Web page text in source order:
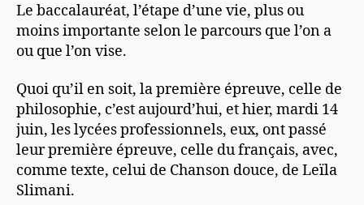
Le baccalauréat, l’étape d’une vie, plus ou
moins importante selon le parcours que l’on a
ou que l’on vise.
Quoi qu’il en soit, la première épreuve, celle de
philosophie, c’est aujourd’hui, et hier, mardi 14
juin, les lycées professionnels, eux, ont passé
leur première épreuve, celle du français, avec,
comme texte, celui de Chanson douce, de Leïla
Slimani.